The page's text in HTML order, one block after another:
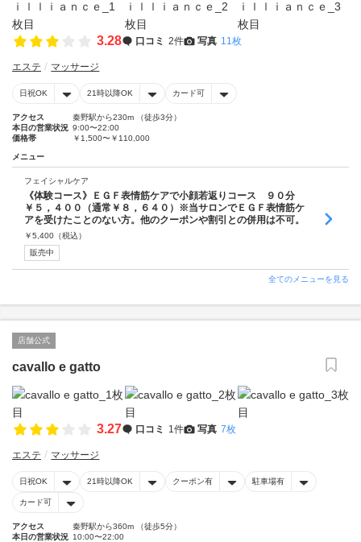
3.28 口コミ 2件 写真 11枚
エステ マッサージ
日祝OK 21時以降OK カード可
アクセス
秦野駅から230m （徒歩3分）
本日の営業状況 9:00〜22:00
価格帯
￥1,500〜￥110,000
メニュー
フェイシャルケア
《体験コース》ＥＧＦ表情筋ケアで小顔若返りコース ９０分
￥５，４００（通常￥８，６４０）※当サロンでＥＧＦ表情筋ケ
アを受けたことのない方。他のクーポンや割引との併用は不可。
￥5,400 （税込）
販売中
全てのメニューを見る
店舗公式
cavallo e gatto
3.27 口コミ 1件 写真 7枚
エステ マッサージ
日祝OK 21時以降OK クーポン有 駐車場有
カード可
アクセス
秦野駅から360m （徒歩5分）
本日の営業状況 10:00〜22:00